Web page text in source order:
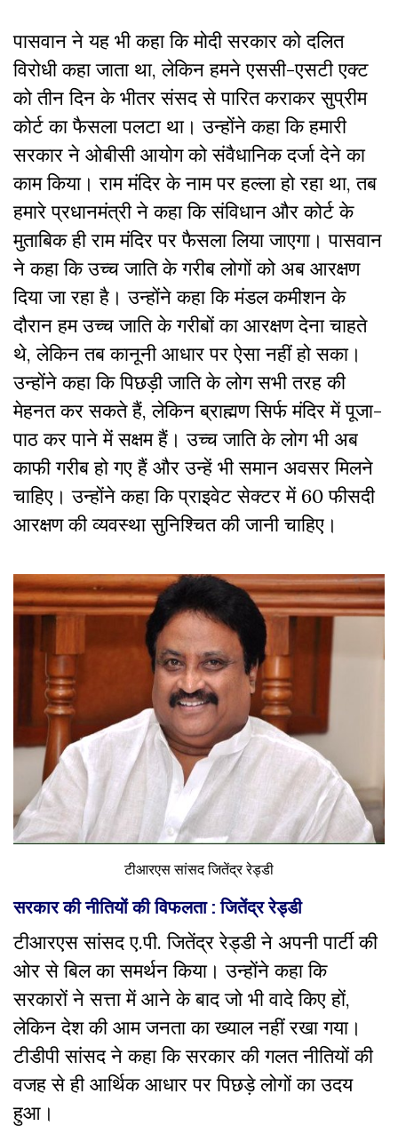
पासवान ने यह भी कहा कि मोदी सरकार को दलित
विरोधी कहा जाता था, लेकिन हमने एससी-एसटी एक्ट
को तीन दिन के भीतर संसद से पारित कराकर सुप्रीम
कोर्ट का फैसला पलटा था। उन्होंने कहा कि हमारी
सरकार ने ओबीसी आयोग को संवैधानिक दर्जा देने का
काम किया। राम मंदिर के नाम पर हल्ला हो रहा था, तब
हमारे प्रधानमंत्री ने कहा कि संविधान और कोर्ट के
मुताबिक ही राम मंदिर पर फैसला लिया जाएगा। पासवान
ने कहा कि उच्च जाति के गरीब लोगों को अब आरक्षण
दिया जा रहा है। उन्होंने कहा कि मंडल कमीशन के
दौरान हम उच्च जाति के गरीबों का आरक्षण देना चाहते
थे, लेकिन तब कानूनी आधार पर ऐसा नहीं हो सका।
उन्होंने कहा कि पिछड़ी जाति के लोग सभी तरह की
मेहनत कर सकते हैं, लेकिन ब्राह्मण सिर्फ मंदिर में पूजा-
पाठ कर पाने में सक्षम हैं। उच्च जाति के लोग भी अब
काफी गरीब हो गए हैं और उन्हें भी समान अवसर मिलने
चाहिए। उन्होंने कहा कि प्राइवेट सेक्टर में 60 फीसदी
आरक्षण की व्यवस्था सुनिश्चित की जानी चाहिए।
टीआरएस सांसद जितेंद्र रेड्डी
सरकार की नीतियों की विफलता : जितेंद्र रेड्डी
टीआरएस सांसद ए.पी. जितेंद्र रेड्डी ने अपनी पार्टी की
ओर से बिल का समर्थन किया। उन्होंने कहा कि
सरकारों ने सत्ता में आने के बाद जो भी वादे किए हों,
लेकिन देश की आम जनता का ख्याल नहीं रखा गया।
टीडीपी सांसद ने कहा कि सरकार की गलत नीतियों की
वजह से ही आर्थिक आधार पर पिछड़े लोगों का उदय
हुआ।